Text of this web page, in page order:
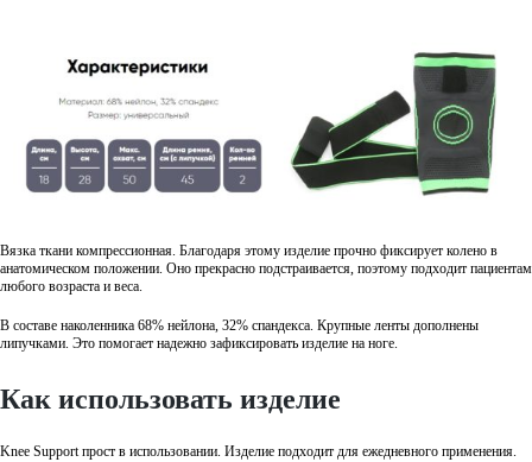
Вязка ткани компрессионная. Благодаря этому изделие прочно фиксирует колено в
анатомическом положении. Оно прекрасно подстраивается, поэтому подходит пациентам
любого возраста и веса.
В составе наколенника 68% нейлона, 32% спандекса. Крупные ленты дополнены
липучками. Это помогает надежно зафиксировать изделие на ноге.
Как использовать изделие
Knee Support прост в использовании. Изделие подходит для ежедневного применения.